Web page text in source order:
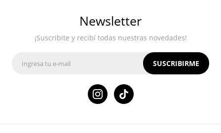
Newsletter
¡Suscribite y recibí todas nuestras novedades!
SUSCRIBIRME
